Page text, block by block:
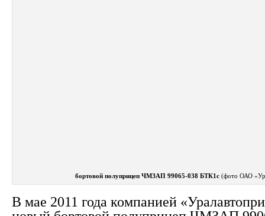
бортовой полуприцеп ЧМЗАП 99065-038 БТК1с (фото ОАО
В мае 2011 года компанией